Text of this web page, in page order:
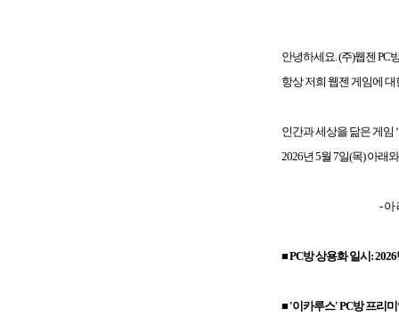
안녕하세요. (주)웹젠 PC
항상 저희 웹젠 게임에
인간과 세상을 닮은 게임
2026년 5월 7일(목) 아래
- 아 래
■ PC방 상용화 일시 :
■ '이카루스' PC방 프리